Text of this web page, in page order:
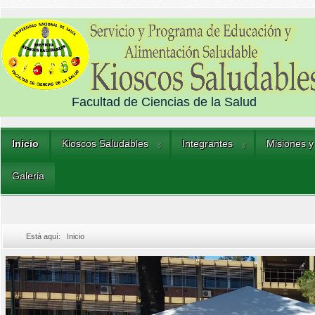
Facultad de Ciencias de la Salud
Inicio Kioscos Saludables Integrantes Misiones
Galeria
Está aquí: Inicio